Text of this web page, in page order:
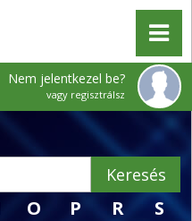
Nem jelentkezel be?
vagy regisztrálsz
Keresés
O P R S